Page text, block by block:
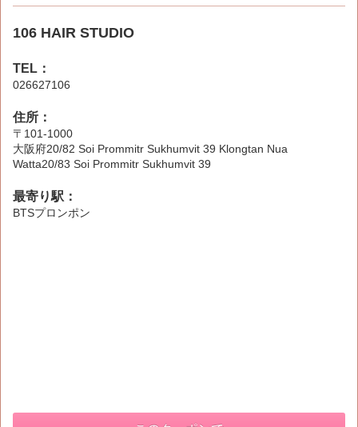
106 HAIR STUDIO
TEL：
026627106
住所：
〒101-1000
大阪府20/82 Soi Prommitr Sukhumvit 39 Klongtan Nua
Watta20/83 Soi Prommitr Sukhumvit 39
最寄り駅：
BTSプロンポン